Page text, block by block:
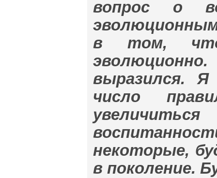
вопрос о
в том,
выразился.
число
некоторые,
в поколение.